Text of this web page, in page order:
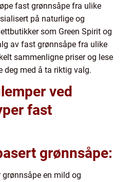
fast grønnsåpe fra ulike
på naturlige og
som Green Spirit og
av fast grønnsåpe fra ulike
sammenligne priser og lese
deg med å ta riktig valg.
ved
fast
grønnsåpe:
grønnsåpe en mild og